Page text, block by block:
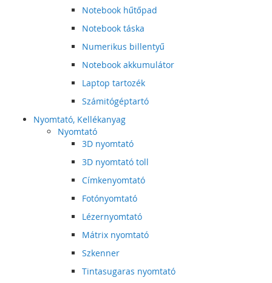
Notebook hűtőpad
Notebook táska
Numerikus billentyű
Notebook akkumulátor
Laptop tartozék
Számitógéptartó
Nyomtató, Kellékanyag
Nyomtató
3D nyomtató
3D nyomtató toll
Címkenyomtató
Fotónyomtató
Lézernyomtató
Mátrix nyomtató
Szkenner
Tintasugaras nyomtató